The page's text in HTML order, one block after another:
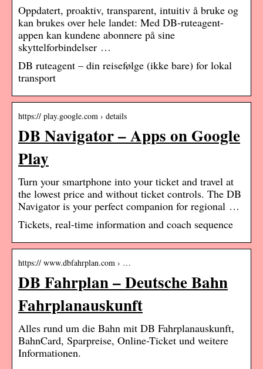
Oppdatert, proaktiv, transparent, intuitiv å bruke og
kan brukes over hele landet: Med DB-ruteagent-
appen kan kundene abonnere på sine
skyttelforbindelser …
DB ruteagent – din reisefølge (ikke bare) for lokal
transport
https:// play.google.com › details
DB Navigator – Apps on Google
Play
Turn your smartphone into your ticket and travel at
the lowest price and without ticket controls. The DB
Navigator is your perfect companion for regional …
Tickets, real-time information and coach sequence
https:// www.dbfahrplan.com › …
DB Fahrplan – Deutsche Bahn
Fahrplanauskunft
Alles rund um die Bahn mit DB Fahrplanauskunft,
BahnCard, Sparpreise, Online-Ticket und weitere
Informationen.